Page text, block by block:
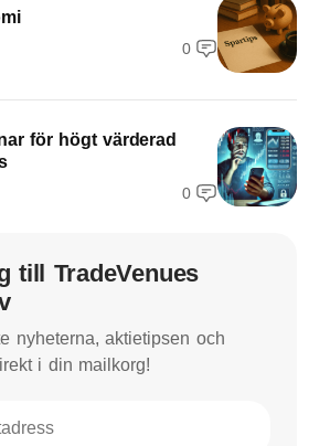
0
för högt värderad
0
till TradeVenues
nyheterna, aktietipsen och
i din mailkorg!